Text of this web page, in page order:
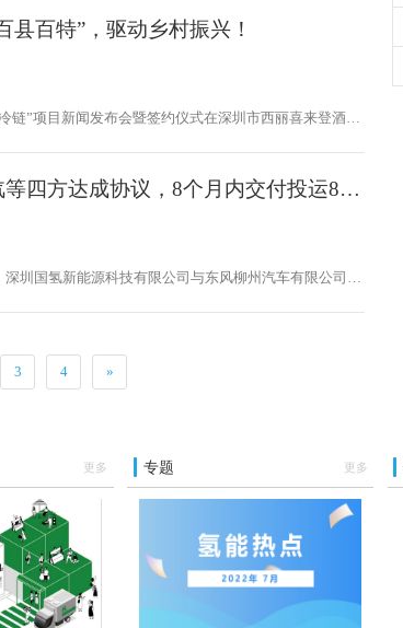
县百特”，驱动乡村振兴！
链”项目新闻发布会暨签约仪式在深圳市西丽喜来登酒店
投放1000辆氢能冷链物流车。“百县百特”系统平台应运
农特产品在粤港澳大湾区畅通销售，基地助农，湾区惠
费结构升级。
四方达成协议，8个月内交付投运800
圳国氢新能源科技有限公司与东风柳州汽车有限公司、
，未来，盐田区还将充分利用盐田国际航运枢纽港地
圳打造粤港澳大湾区氢能产业创新发展高地的排头兵。
3 4 »
更多 专题 更多